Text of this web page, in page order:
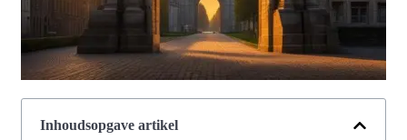
Inhoudsopgave artikel